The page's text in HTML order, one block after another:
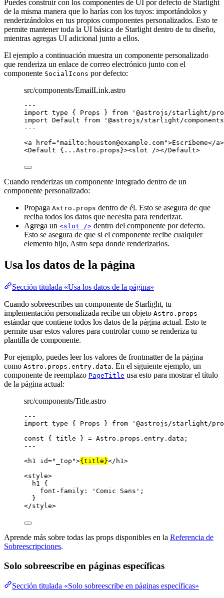
Puedes construir con los componentes de UI por defecto de Starlight
de la misma manera que lo harías con los tuyos: importándolos y
renderizándolos en tus propios componentes personalizados. Esto te
permite mantener toda la UI básica de Starlight dentro de tu diseño,
mientras agregas UI adicional junto a ellos.
El ejemplo a continuación muestra un componente personalizado
que renderiza un enlace de correo electrónico junto con el
componente SocialIcons por defecto:
src/components/EmailLink.astro
---
import type { Props } from ' @astrojs/starlight/
import Default from ' @astrojs/starlight/
---
<a href="mailto: houston@example.com">Escríbeme</a>
<Default { ... Astro . props }><slot /></Default>
Cuando renderizas un componente integrado dentro de un
componente personalizado:
Propaga Astro.props dentro de él. Esto se asegura de que
reciba todos los datos que necesita para renderizar.
Agrega un <slot /> dentro del componente por defecto.
Esto se asegura de que si el componente recibe cualquier
elemento hijo, Astro sepa donde renderizarlos.
Usa los datos de la página
Sección titulada «Usa los datos de la página»
Cuando sobreescribes un componente de Starlight, tu
implementación personalizada recibe un objeto Astro.props
estándar que contiene todos los datos de la página actual. Esto te
permite usar estos valores para controlar como se renderiza tu
plantilla de componente.
Por ejemplo, puedes leer los valores de frontmatter de la página
como Astro.props.entry.data. En el siguiente ejemplo, un
componente de reemplazo PageTitle usa esto para mostrar el título
de la página actual:
src/components/Title.astro
---
import type { Props } from ' @astrojs/starlight/
const { title } = Astro . props . entry . data ;
---
<h1 id=" _top ">{ title }</ h1 >
<style>
h1
{
font-family : ' Comic Sans ' ;
}
</style>
Aprende más sobre todas las props disponibles en la Referencia de
Sobreescripciones.
Solo sobreescribe en páginas específicas
Sección titulada «Solo sobreescribe en páginas específicas»